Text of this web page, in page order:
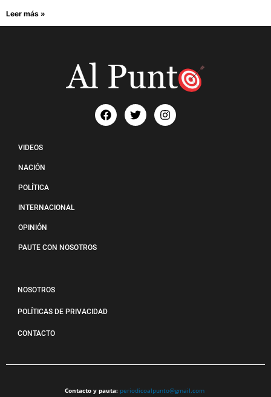
Leer más »
VIDEOS
NACIÓN
POLÍTICA
INTERNACIONAL
OPINIÓN
PAUTE CON NOSOTROS
NOSOTROS
POLÍTICAS DE PRIVACIDAD
CONTACTO
Contacto y pauta: periodicoalpunto@gmail.com